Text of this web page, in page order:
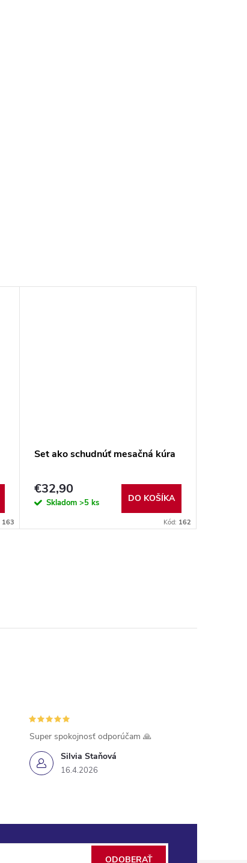
163
Set ako schudnúť mesačná kúra
€32,90
Skladom >5 ks DO KOŠÍKA
Kód: 162
Silvia Staňová
16.4.2026
Super spokojnosť odporúčam 🙏
ODOBERAŤ